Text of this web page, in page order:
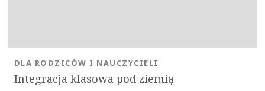
Integracja klasowa pod ziemią
DLA RODZICÓW I NAUCZYCIELI